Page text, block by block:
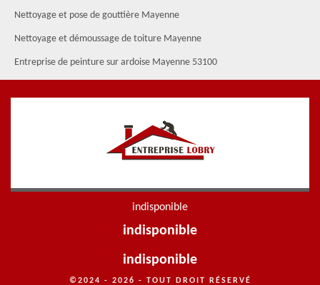
Nettoyage et pose de gouttière Mayenne
Nettoyage et démoussage de toiture Mayenne
Entreprise de peinture sur ardoise Mayenne 53100
indisponible
indisponible
indisponible
©2024 - 2026 - TOUT DROIT RÉSERVÉ